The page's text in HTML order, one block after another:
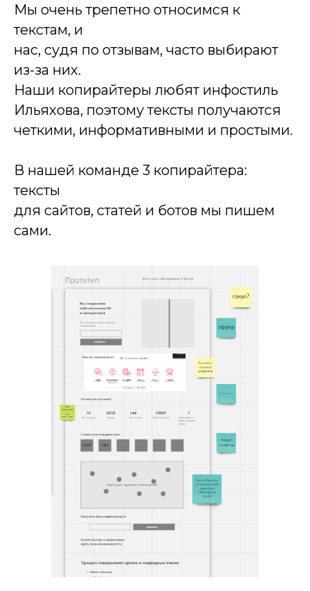
Мы очень трепетно относимся к
текстам, и
нас, судя по отзывам, часто выбирают
из-за них.
Наши копирайтеры любят инфостиль
Ильяхова, поэтому тексты получаются
четкими, информативными и простыми.
В нашей команде 3 копирайтера:
тексты
для сайтов, статей и ботов мы пишем
сами.